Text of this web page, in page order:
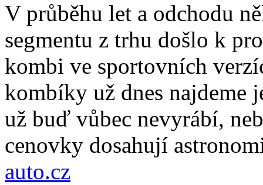
V průběhu let a odchodu
segmentu z trhu došlo k
kombi ve sportovních
kombíky už dnes najdeme
už buď vůbec nevyrábí,
cenovky dosahují
auto.cz